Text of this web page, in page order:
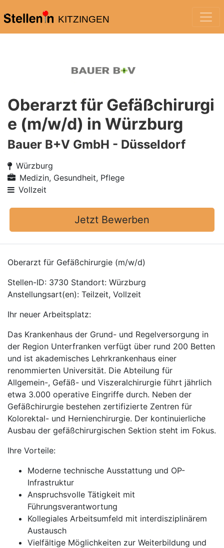
KITZINGEN
Oberarzt für Gefäßchirurgi
e (m/w/d) in Würzburg
Bauer B+V GmbH - Düsseldorf
Würzburg
Medizin, Gesundheit, Pflege
Vollzeit
Jetzt Bewerben
Oberarzt für Gefäßchirurgie (m/w/d)
Stellen-ID: 3730 Standort: Würzburg
Anstellungsart(en): Teilzeit, Vollzeit
Ihr neuer Arbeitsplatz:
Das Krankenhaus der Grund- und Regelversorgung in
der Region Unterfranken verfügt über rund 200 Betten
und ist akademisches Lehrkrankenhaus einer
renommierten Universität. Die Abteilung für
Allgemein-, Gefäß- und Viszeralchirurgie führt jährlich
etwa 3.000 operative Eingriffe durch. Neben der
Gefäßchirurgie bestehen zertifizierte Zentren für
Kolorektal- und Hernienchirurgie. Der kontinuierliche
Ausbau der gefäßchirurgischen Sektion steht im Fokus.
Ihre Vorteile:
Moderne technische Ausstattung und OP-
Infrastruktur
Anspruchsvolle Tätigkeit mit
Führungsverantwortung
Kollegiales Arbeitsumfeld mit interdisziplinärem
Austausch
Vielfältige Möglichkeiten zur Weiterbildung und